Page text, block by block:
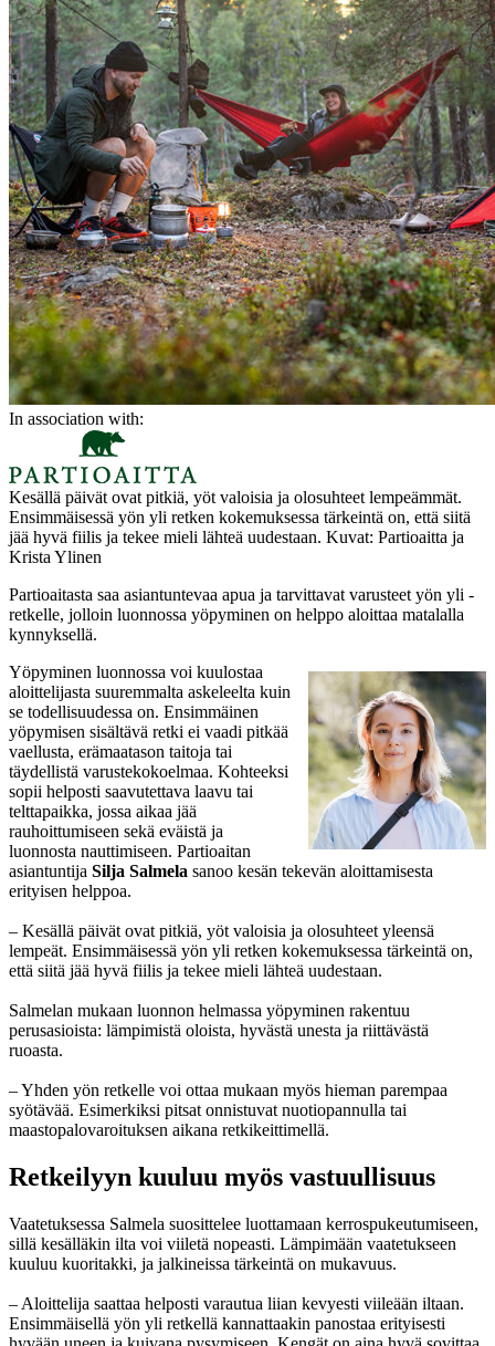
In association with:
Kesällä päivät ovat pitkiä, yöt valoisia ja olosuhteet lempeämmät.
Ensimmäisessä yön yli retken kokemuksessa tärkeintä on, että siitä
jää hyvä fiilis ja tekee mieli lähteä uudestaan. Kuvat: Partioaitta ja
Krista Ylinen
Partioaitasta saa asiantuntevaa apua ja tarvittavat varusteet yön yli -
retkelle, jolloin luonnossa yöpyminen on helppo aloittaa matalalla
kynnyksellä.
Yöpyminen luonnossa voi kuulostaa
aloittelijasta suuremmalta askeleelta kuin
se todellisuudessa on. Ensimmäinen
yöpymisen sisältävä retki ei vaadi pitkää
vaellusta, erämaatason taitoja tai
täydellistä varustekokoelmaa. Kohteeksi
sopii helposti saavutettava laavu tai
telttapaikka, jossa aikaa jää
rauhoittumiseen sekä eväistä ja
luonnosta nauttimiseen. Partioaitan
asiantuntija Silja Salmela sanoo kesän tekevän aloittamisesta
erityisen helppoa.
– Kesällä päivät ovat pitkiä, yöt valoisia ja olosuhteet yleensä
lempeät. Ensimmäisessä yön yli retken kokemuksessa tärkeintä on,
että siitä jää hyvä fiilis ja tekee mieli lähteä uudestaan.
Salmelan mukaan luonnon helmassa yöpyminen rakentuu
perusasioista: lämpimistä oloista, hyvästä unesta ja riittävästä
ruoasta.
– Yhden yön retkelle voi ottaa mukaan myös hieman parempaa
syötävää. Esimerkiksi pitsat onnistuvat nuotiopannulla tai
maastopalovaroituksen aikana retkikeittimellä.
Retkeilyyn kuuluu myös vastuullisuus
Vaatetuksessa Salmela suosittelee luottamaan kerrospukeutumiseen,
sillä kesälläkin ilta voi viiletä nopeasti. Lämpimään vaatetukseen
kuuluu kuoritakki, ja jalkineissa tärkeintä on mukavuus.
– Aloittelija saattaa helposti varautua liian kevyesti viileään iltaan.
Ensimmäisellä yön yli retkellä kannattaakin panostaa erityisesti